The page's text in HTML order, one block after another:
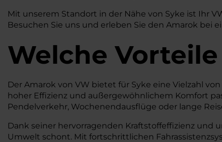
Mit unserem Standort in der Nähe von Syke ist Ihr
Besuchen Sie uns und erleben Sie den Amarok bei
Welche Vorteile
Der Amarok von VW bietet für Syke eine Vielzahl
hoher Effizienz und außergewöhnlichem Komfort
Pendelverkehr, Wochenendausflüge oder lange
Dank seiner hervorragenden Kraftstoffeffizienz
Umwelt schont. Mit fortschrittlichen